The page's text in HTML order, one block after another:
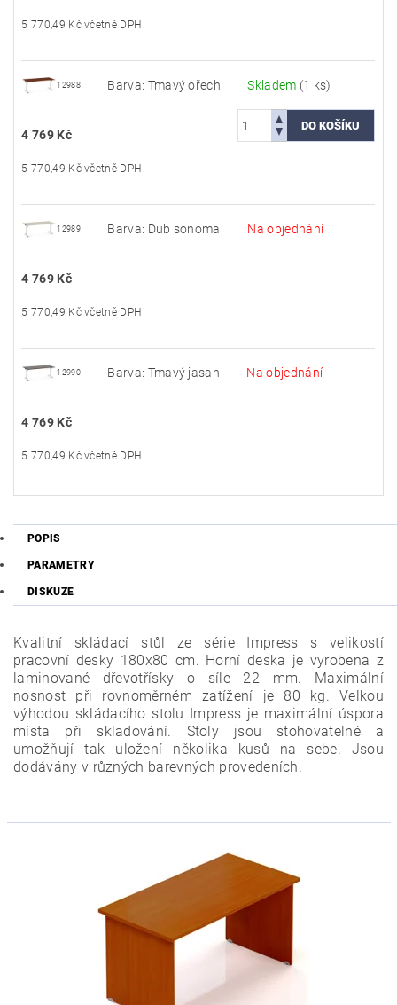
5 770,49 Kč včetně DPH
12988 Barva: Tmavý ořech Skladem (1 ks)
4 769 Kč
5 770,49 Kč včetně DPH
12989 Barva: Dub sonoma Na objednání
4 769 Kč
5 770,49 Kč včetně DPH
12990 Barva: Tmavý jasan Na objednání
4 769 Kč
5 770,49 Kč včetně DPH
POPIS
PARAMETRY
DISKUZE
Kvalitní skládací stůl ze série Impress s velikostí
pracovní desky 180x80 cm. Horní deska je vyrobena z
laminované dřevotřísky o síle 22 mm. Maximální
nosnost při rovnoměrném zatížení je 80 kg.Velkou
výhodou skládacího stolu Impress je maximální úspora
místa při skladování. Stoly jsou stohovatelné a
umožňují tak uložení několika kusů na sebe. Jsou
dodávány v různých barevných provedeních.